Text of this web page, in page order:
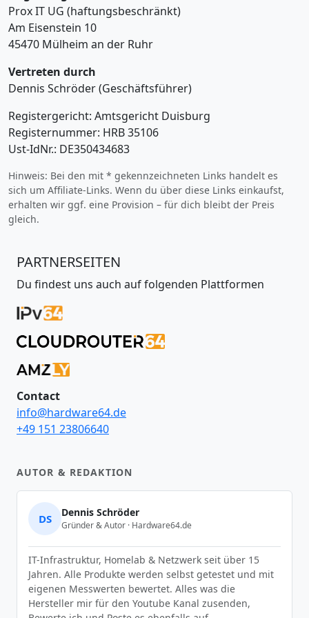
Prox IT UG (haftungsbeschränkt)
Am Eisenstein 10
45470 Mülheim an der Ruhr
Vertreten durch
Dennis Schröder (Geschäftsführer)
Registergericht: Amtsgericht Duisburg
Registernummer: HRB 35106
Ust-IdNr.: DE350434683
Hinweis: Bei den mit * gekennzeichneten Links handelt es
sich um Affiliate-Links. Wenn du über diese Links einkaufst,
erhalten wir ggf. eine Provision – für dich bleibt der Preis
gleich.
PARTNERSEITEN
Du findest uns auch auf folgenden Plattformen
Contact
info@hardware64.de
+49 151 23806640
AUTOR & REDAKTION
DS Dennis Schröder
Gründer & Autor · Hardware64.de
IT-Infrastruktur, Homelab & Netzwerk seit über 15
Jahren. Alle Produkte werden selbst getestet und mit
eigenen Messwerten bewertet. Alles was die
Hersteller mir für den Youtube Kanal zusenden,